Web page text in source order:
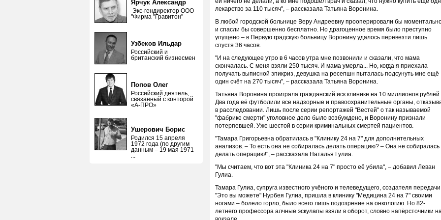
Ярчук Александр
Экс-гендиректор ООО
"Фирма "Гравитон"
Узбеков Ильдар
Российский и
британский бизнесмен
Попов Олег
Российский деятель,
связанный с конторой
«А-ПРО»
Ушерович Борис
Родился 15 апреля
1972 года (по другим
данным – 19 мая 1971
...
лекарство за 110 тысяч", – рассказала Татьяна Воронина.
В любой городской больнице Веру Андреевну прооперировали бы
и спасли бы совершенно бесплатно. Но драгоценное время было преступно
упущено – в Первую градскую больницу Воронину удалось перевезти лишь
спустя 36 часов.
"И на следующее утро в 6 часов утра мне позвонили и сказали, что мама
скончалась. С меня взяли 250 тысяч. И мама умерла... Но, когда я приехала
получать выписной эпикриз, девушка на ресепшн пыталась подсунуть мне ещё
один счёт на 270 тысяч", – рассказала Татьяна Воронина.
Татьяна Воронина проиграла гражданский иск клинике на 10 миллионов рублей.
Два года её футболили все надзорные и правоохранительные органы,
в расследовании. Лишь после серии репортажей "Вестей" о так называемой
"фабрике смерти" уголовное дело было возбуждено, и Воронину признали
потерпевшей. Уже шестой в серии криминальных смертей пациентов.
"Тамара Григорьевна обратилась в "Клинику 24 на 7" для дополнительных
анализов. – То есть она не собиралась делать операцию? – Она не собиралась
делать операцию!", – рассказала Наталья Гулиа.
"Мы считаем, что вот эта "Клиника 24 на 7" просто её убила", – добавил Леван
Гулиа.
Тамара Гулиа, супруга известного учёного и телеведущего, создателя передачи
"Это вы можете" Нурбея Гулиа, пришла в клинику "Медицина 24 на 7" своими
ногами – болело горло, было всего лишь подозрение на онкологию. Но 82-
летнего профессора алчные эскулапы взяли в оборот, словно напёрсточники